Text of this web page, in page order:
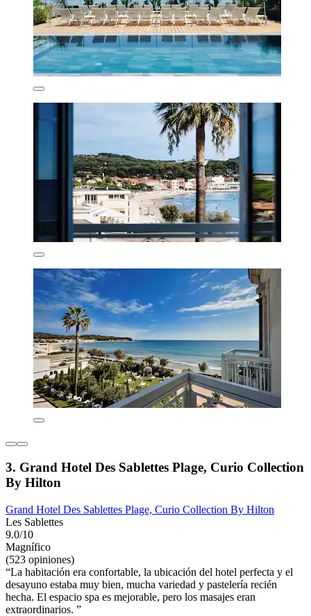
3. Grand Hotel Des Sablettes Plage, Curio Collection
By Hilton
Grand Hotel Des Sablettes Plage, Curio Collection By Hilton
Les Sablettes
9.0/10
Magnífico
(523 opiniones)
“La habitación era confortable, la ubicación del hotel perfecta y el
desayuno estaba muy bien, mucha variedad y pastelería recién
hecha. El espacio spa es mejorable, pero los masajes eran
extraordinarios. ”